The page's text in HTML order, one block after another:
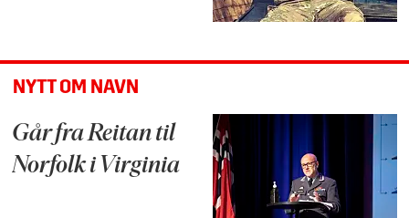
NYTT OM NAVN
Går fra Reitan til
Norfolk i Virginia